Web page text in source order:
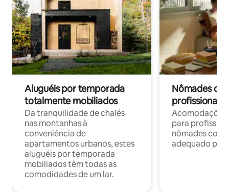
Aluguéis por temporada
totalmente mobiliados
Da tranquilidade de chalés
nas montanhas à
conveniência de
apartamentos urbanos, estes
aluguéis por temporada
mobiliados têm todas as
comodidades de um lar.
Nômades
profissionais
para
nômades com
adequado